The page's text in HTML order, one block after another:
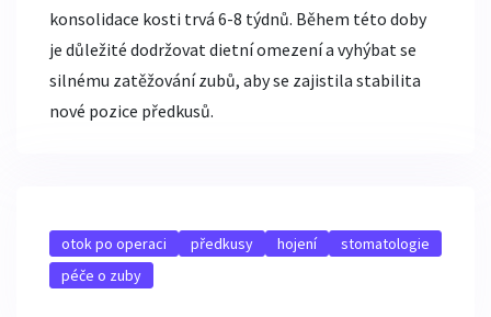
konsolidace kosti trvá 6-8 týdnů. Během této doby
je důležité dodržovat dietní omezení a vyhýbat se
silnému zatěžování zubů, aby se zajistila stabilita
nové pozice předkusů.
otok po operaci předkusy hojení
stomatologie
péče o zuby